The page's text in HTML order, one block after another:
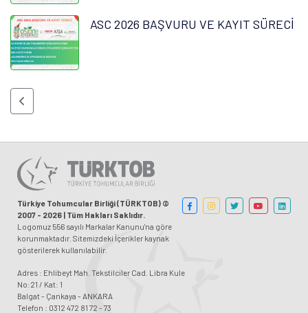
ASC 2026 BAŞVURU VE KAYIT SÜRECİ
Türkiye Tohumcular Birliği (TÜRKTOB) ©
2007 - 2026 | Tüm Hakları Saklıdır.
Logomuz 556 sayılı Markalar Kanunu'na göre
korunmaktadır. Sitemizdeki İçerikler kaynak
gösterilerek kullanılabilir.
Adres : Ehlibeyt Mah. Tekstilciler Cad. Libra Kule
No:21 / Kat: 1
Balgat - Çankaya - ANKARA
Telefon : 0312 472 81 72 - 73